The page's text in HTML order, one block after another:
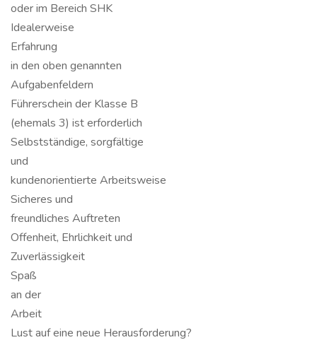
oder im Bereich SHK
Idealerweise
Erfahrung
in den oben genannten
Aufgabenfeldern
Führerschein der Klasse B
(ehemals 3) ist erforderlich
Selbstständige, sorgfältige
und
kundenorientierte Arbeitsweise
Sicheres und
freundliches Auftreten
Offenheit, Ehrlichkeit und
Zuverlässigkeit
Spaß
an der
Arbeit
Lust auf eine neue Herausforderung?